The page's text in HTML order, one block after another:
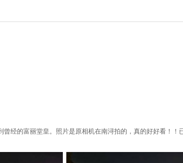
经的富丽堂皇。照片是原相机在南浔拍的，真的好好看！！